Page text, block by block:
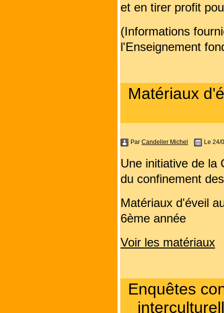
et en tirer profit
(Informations
l'Enseignement
Matériaux
Par Candelier Michel Le
Une initiative de la
du confinement
Matériaux d'éveil
6ème année
Voir les matériaux
Enquêtes